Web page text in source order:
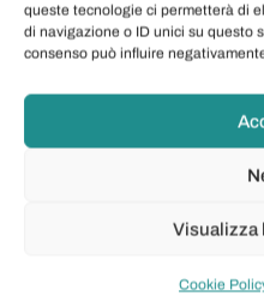
queste tecnologie ci permetterà di
di navigazione o ID unici su questo
consenso può influire
Visualizza
Cookie